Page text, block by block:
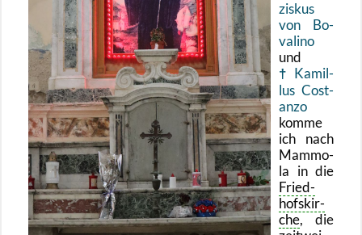
zis­kus
von Bo­
va­li­no
und
Ka­mil­
lus Cost­
an­zo
komme
ich nach
Mam­mo­
la in die
Fried­
hofs­kir­
che, die